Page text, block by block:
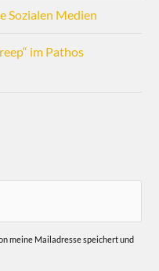
Sozialen Medien
im Pathos
meine Mailadresse speichert und